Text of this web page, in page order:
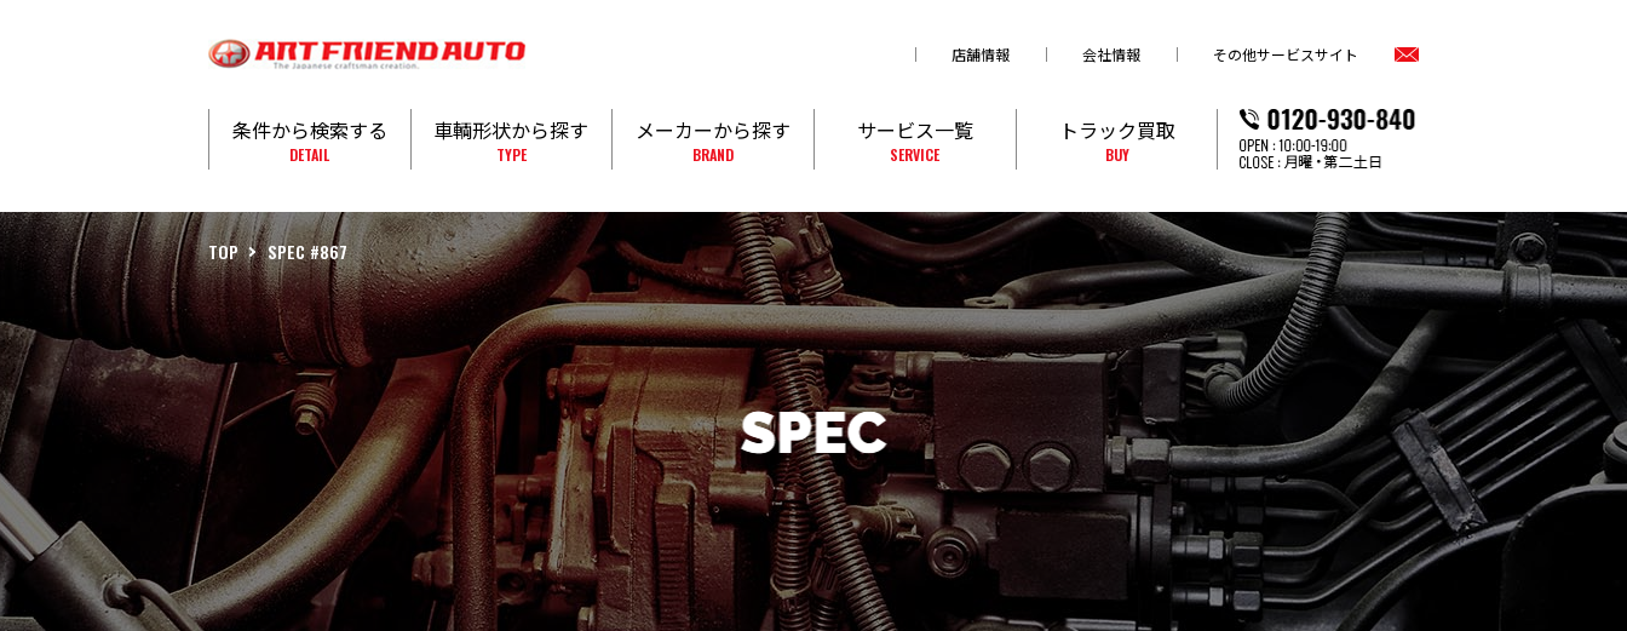
店舗情報 会社情報 その他サービスサイト
条件から検索する
DETAIL
車輌形状から探す
TYPE
メーカーから探す
BRAND
サービス一覧
SERVICE
トラック買取
BUY
TOP SPEC #867